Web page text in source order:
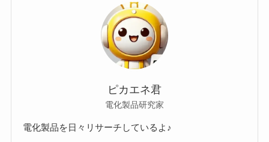
ピカエネ君
電化製品研究家
電化製品を日々リサーチしているよ♪